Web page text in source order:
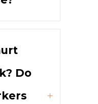
Do